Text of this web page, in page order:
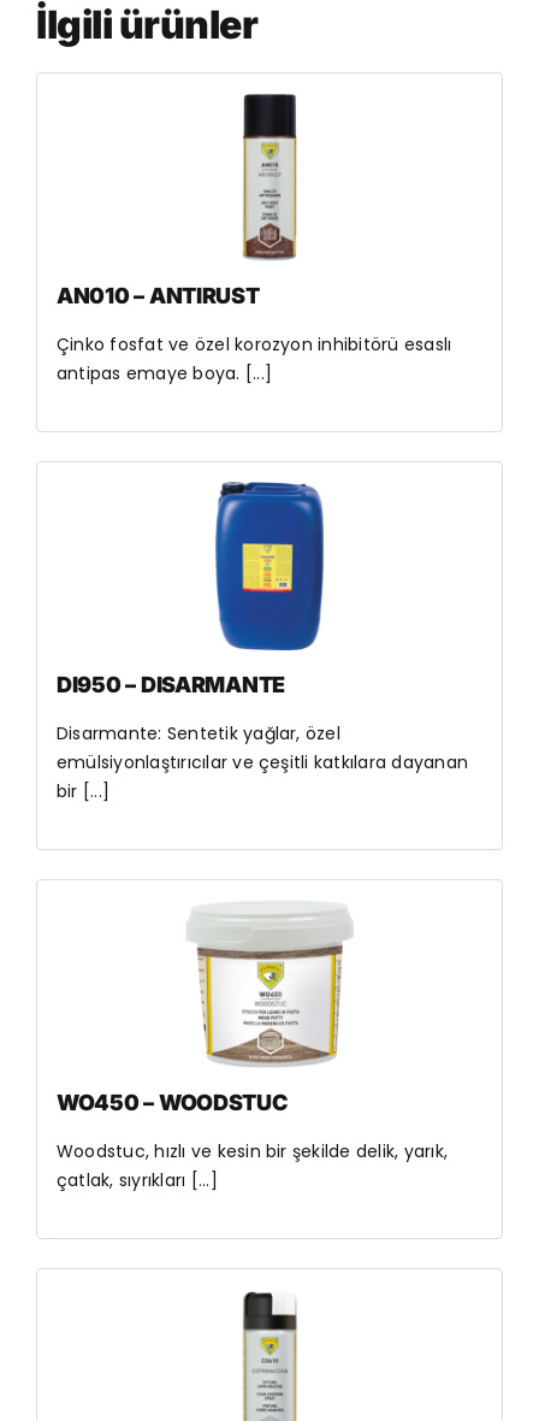
İlgili ürünler
AN010 – ANTIRUST
Çinko fosfat ve özel korozyon inhibitörü esaslı
antipas emaye boya. [...]
DI950 – DISARMANTE
Disarmante: Sentetik yağlar, özel
emülsiyonlaştırıcılar ve çeşitli katkılara dayanan
bir [...]
WO450 – WOODSTUC
Woodstuc, hızlı ve kesin bir şekilde delik, yarık,
çatlak, sıyrıkları [...]